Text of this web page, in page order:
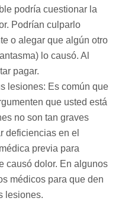
podría cuestionar la
Podrían culparlo
o alegar que algún otro
lo causó. Al
pagar.
lesiones: Es común que
que usted está
no son tan graves
deficiencias en el
previa para
causó dolor. En algunos
médicos para que den
lesiones.